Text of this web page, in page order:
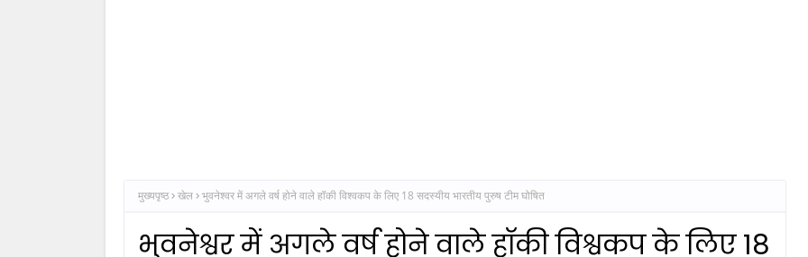
मुख्यपृष्ठ खेल भुवनेश्वर में अगले वर्ष होने वाले हॉकी विश्वकप के लिए 18 सदस्यीय भारतीय पुरुष टीम घोषित
भुवनेश्वर में अगले वर्ष होने वाले हॉकी विश्वकप के लिए 18